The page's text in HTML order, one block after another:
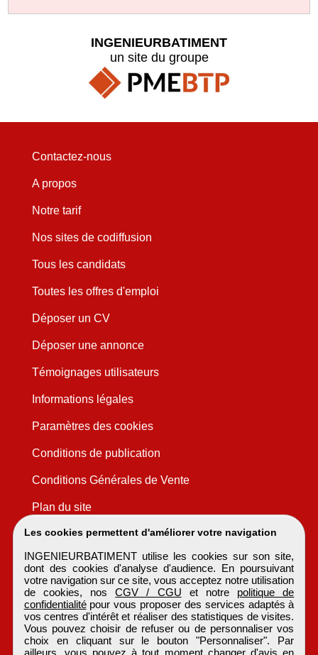
Les cookies permettent d'améliorer votre navigation
INGENIEURBATIMENT utilise les cookies sur son site,
dont des cookies d'analyse d'audience. En poursuivant
votre navigation sur ce site, vous acceptez notre utilisation
de cookies, nosCGV / CGU et notre politique de
confidentialitépour vous proposer des services adaptés à
vos centres d'intérêt et réaliser des statistiques de visites.
Vous pouvez choisir de refuser ou de personnaliser vos
choix en cliquant sur le bouton "Personnaliser". Par
ailleurs, vous pouvez à tout moment changer d'avis en
INGENIEURBATIMENT
un site du groupe
Contactez-nous
A propos
Notre tarif
Nos sites de codiffusion
Tous les candidats
Toutes les offres d'emploi
Déposer un CV
Déposer une annonce
Témoignages utilisateurs
Informations légales
Paramètres des cookies
Conditions de publication
Conditions Générales de Vente
Plan du site